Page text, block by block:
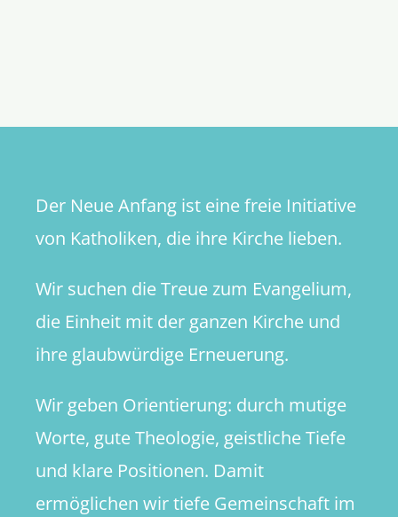
Der Neue Anfang ist eine freie Initiative
von Katholiken, die ihre Kirche lieben.
Wir suchen die Treue zum Evangelium,
die Einheit mit der ganzen Kirche und
ihre glaubwürdige Erneuerung.
Wir geben Orientierung: durch mutige
Worte, gute Theologie, geistliche Tiefe
und klare Positionen. Damit
ermöglichen wir tiefe Gemeinschaft im